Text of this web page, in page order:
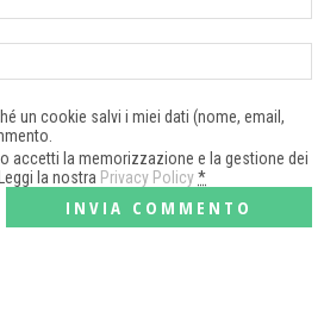
un cookie salvi i miei dati (nome, email,
accetti la memorizzazione e la gestione dei
la nostra Privacy Policy*